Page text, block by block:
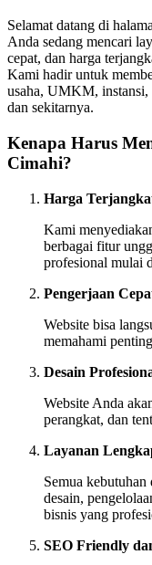
Selamat datang di
Anda sedang mencari
cepat, dan harga
Kami hadir untuk
usaha, UMKM,
dan sekitarnya.
Kenapa Harus
Cimahi?
Harga
Kami
berbagai fitur
profesional mulai
Pengerjaan
Website bisa
memahami
Desain
Website Anda
perangkat, dan
Layanan
Semua
desain,
bisnis yang
SEO Friendly